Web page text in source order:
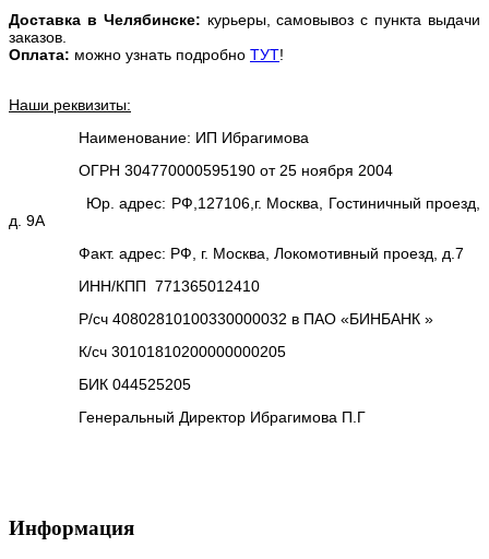
Доставка в Челябинске: курьеры, самовывоз с пункта выдачи
заказов.
Оплата: можно узнать подробно ТУТ!
Наши реквизиты:
Наименование: ИП Ибрагимова
ОГРН 304770000595190 от 25 ноября 2004
Юр. адрес: РФ,127106,г. Москва, Гостиничный проезд,
д. 9А
Факт. адрес: РФ, г. Москва, Локомотивный проезд, д.7
ИНН/КПП 771365012410
Р/сч 40802810100330000032 в ПАО «БИНБАНК »
К/сч 30101810200000000205
БИК 044525205
Генеральный Директор Ибрагимова П.Г
Информация